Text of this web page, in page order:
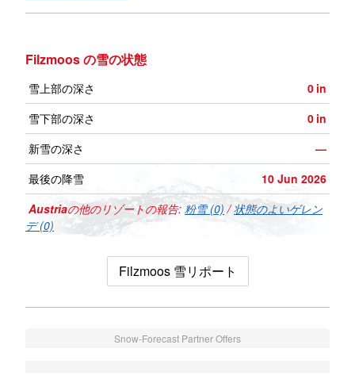
Filzmoos の雪の状態
雪上部の深さ 0 in
雪下部の深さ
0 in
新雪の深さ
—
最後の降雪
10 Jun 2026
Austriaの他のリゾートの報告: 粉雪 (0) /状態のよいゲレン
デ (0)
Filzmoos 雪リポート
Snow-Forecast Partner Offers